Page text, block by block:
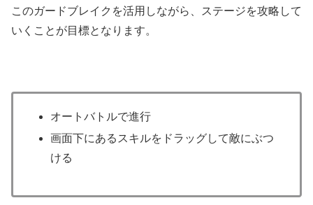
このガードブレイクを活用しながら、ステージを攻略して
いくことが目標となります。
オートバトルで進行
画面下にあるスキルをドラッグして敵にぶつ
ける